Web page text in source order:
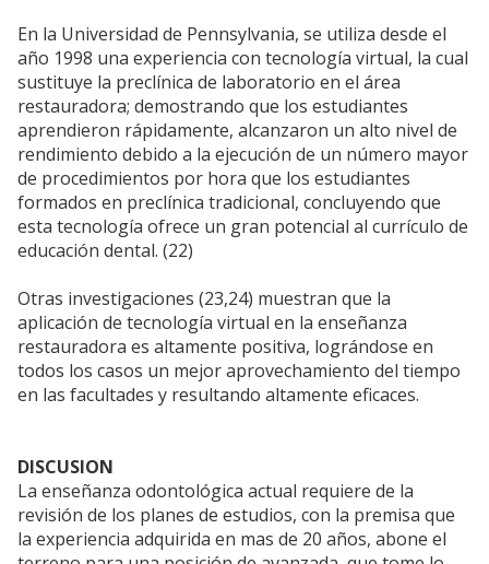
En la Universidad de Pennsylvania, se utiliza desde el
año 1998 una experiencia con tecnología virtual, la cual
sustituye la preclínica de laboratorio en el área
restauradora; demostrando que los estudiantes
aprendieron rápidamente, alcanzaron un alto nivel de
rendimiento debido a la ejecución de un número mayor
de procedimientos por hora que los estudiantes
formados en preclínica tradicional, concluyendo que
esta tecnología ofrece un gran potencial al currículo de
educación dental. (22)
Otras investigaciones (23,24) muestran que la
aplicación de tecnología virtual en la enseñanza
restauradora es altamente positiva, lográndose en
todos los casos un mejor aprovechamiento del tiempo
en las facultades y resultando altamente eficaces.
DISCUSION
La enseñanza odontológica actual requiere de la
revisión de los planes de estudios, con la premisa que
la experiencia adquirida en mas de 20 años, abone el